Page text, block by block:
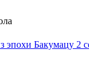
эпохи Бакумацу 2